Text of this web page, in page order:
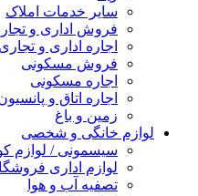
سایر خدمات املاک
فروش اداری و
اجاره اداری و تجاری
فروش مسکونی
اجاره مسکونی
اجاره اتاق و
زمین و باغ
لوازم خانگی و شخصی
سیسمونی / لوازم
لوازم اداری
تصفیه آب و هوا